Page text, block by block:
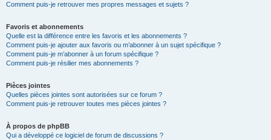
Comment puis-je retrouver mes propres messages et sujets ?
Favoris et abonnements
Quelle est la différence entre les favoris et les abonnements ?
Comment puis-je ajouter aux favoris ou m’abonner à un sujet spécifique ?
Comment puis-je m’abonner à un forum spécifique ?
Comment puis-je résilier mes abonnements ?
Pièces jointes
Quelles pièces jointes sont autorisées sur ce forum ?
Comment puis-je retrouver toutes mes pièces jointes ?
À propos de phpBB
Qui a développé ce logiciel de forum de discussions ?